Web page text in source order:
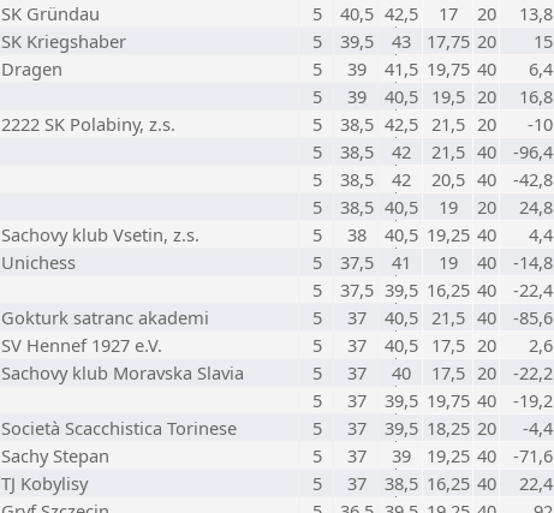
SK Gründau 5 40,5 42,5 17 20
13,8
SK Kriegshaber 5 39,5 43 17,75 20
15
Dragen 5 39 41,5 19,75 40
6,4
5 39 40,5 19,5 20
16,8
2222 SK Polabiny, z.s. 5 38,5 42,5 21,5 20
-10
5 38,5 42 21,5 40
-96,4
5 38,5 42 20,5 40
-42,8
5 38,5 40,5 19 20
24,8
Sachovy klub Vsetin, z.s. 5 38 40,5 19,25 40
4,4
Unichess 5 37,5 41 19 40
-14,8
5 37,5 39,5 16,25 40
-22,4
Gokturk satranc akademi 5 37 40,5 21,5 40
-85,6
SV Hennef 1927 e.V. 5 37 40,5 17,5 20
2,6
Sachovy klub Moravska Slavia 5 37 40 17,5 20
-22,2
5 37 39,5 19,75 40
-19,2
Società Scacchistica Torinese 5 37 39,5 18,25 20
-4,4
Sachy Stepan 5 37 39 19,25 40
-71,6
TJ Kobylisy 5 37 38,5 16,25 40
22,4